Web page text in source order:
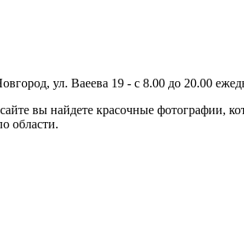
ул. Ваеева 19 - с 8.00 до 20.00
вы найдете красочные фотографии,
области.